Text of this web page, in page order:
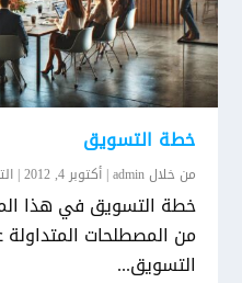
خطة التسويق
من خلالadmin
|أكتوبر 4, 2012 |
خطة التسويق في هذا
من المصطلحات
التسويق...